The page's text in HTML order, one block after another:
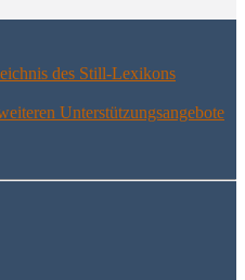
des Still-Lexikons
Unter­stüt­zungs­an­ge­bo­te